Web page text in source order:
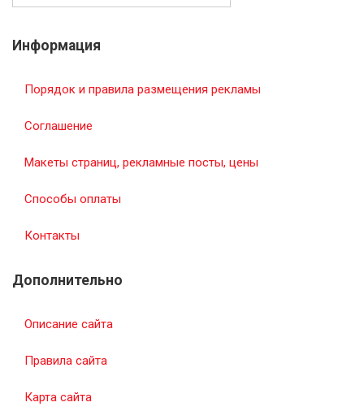
эл.
Информация
Порядок и правила размещения рекламы
Соглашение
Макеты страниц, рекламные посты, цены
Способы оплаты
Контакты
Дополнительно
Описание сайта
Правила сайта
Карта сайта